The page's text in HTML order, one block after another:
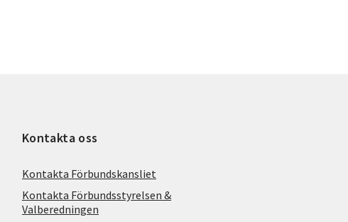
Kontakta oss
Kontakta Förbundskansliet
Kontakta Förbundsstyrelsen &
Valberedningen